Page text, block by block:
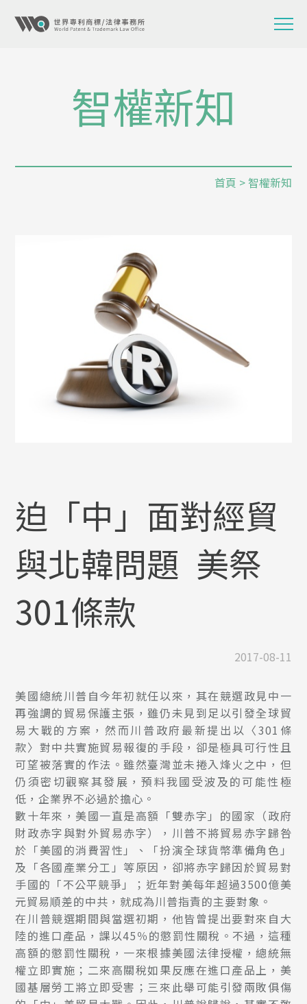
智權新知
首頁 > 智權新知
迫「中」面對經貿
與北韓問題 美祭
301條款
2017-08-11
美國總統川普自今年初就任以來，其在競選政見中一
再強調的貿易保護主張，雖仍未見到足以引發全球貿
易大戰的方案，然而川普政府最新提出以〈301條
款〉對中共實施貿易報復的手段，卻是極具可行性且
可望被落實的作法。雖然臺灣並未捲入烽火之中，但
仍須密切觀察其發展，預料我國受波及的可能性極
低，企業界不必過於擔心。
數十年來，美國一直是高額「雙赤字」的國家（政府
財政赤字與對外貿易赤字），川普不將貿易赤字歸咎
於「美國的消費習性」、「扮演全球貨幣準備角色」
及「各國產業分工」等原因，卻將赤字歸因於貿易對
手國的「不公平競爭」；近年對美每年超過3500億美
元貿易順差的中共，就成為川普指責的主要對象。
在川普競選期間與當選初期，他皆曾提出要對來自大
陸的進口產品，課以45％的懲罰性關稅。不過，這種
高額的懲罰性關稅，一來根據美國法律授權，總統無
權立即實施；二來高關稅如果反應在進口產品上，美
國基層勞工將立即受害；三來此舉可能引發兩敗俱傷